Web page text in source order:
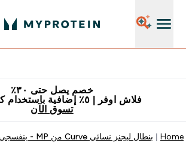
خصم يصل حتى ٣٠٪
فلاش اوفر | ٥٪ إضافية باستخدام كود محدود
تسوق الآن
Home بنطال ليجنز نسائي Curve من MP - بنفسجي داكن